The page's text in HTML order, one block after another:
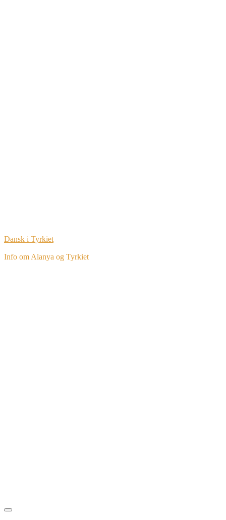
Dansk i Tyrkiet
Info om Alanya og Tyrkiet